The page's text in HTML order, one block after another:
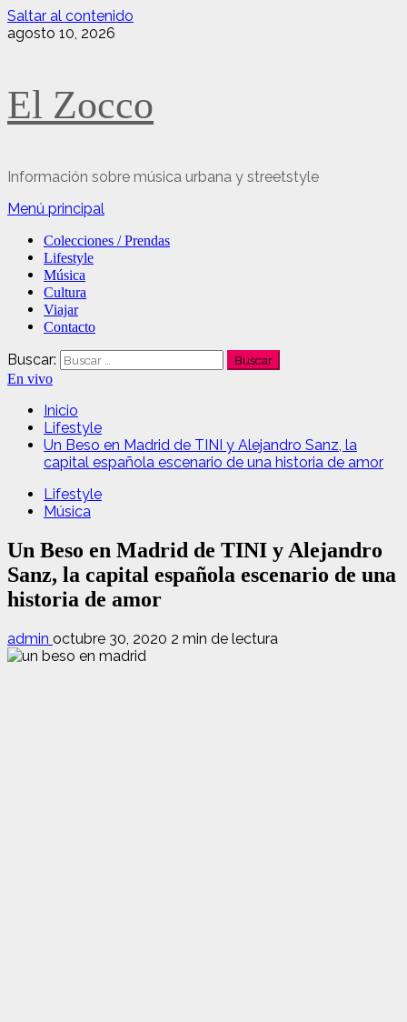
Saltar al contenido
agosto 10, 2026
El Zocco
Información sobre música urbana y streetstyle
Menú principal
Colecciones / Prendas
Lifestyle
Música
Cultura
Viajar
Contacto
Buscar:
En vivo
Inicio
Lifestyle
Un Beso en Madrid de TINI y Alejandro Sanz, la
capital española escenario de una historia de amor
Lifestyle
Música
Un Beso en Madrid de TINI y Alejandro
Sanz, la capital española escenario de una
historia de amor
admin octubre 30, 2020 2 min de lectura